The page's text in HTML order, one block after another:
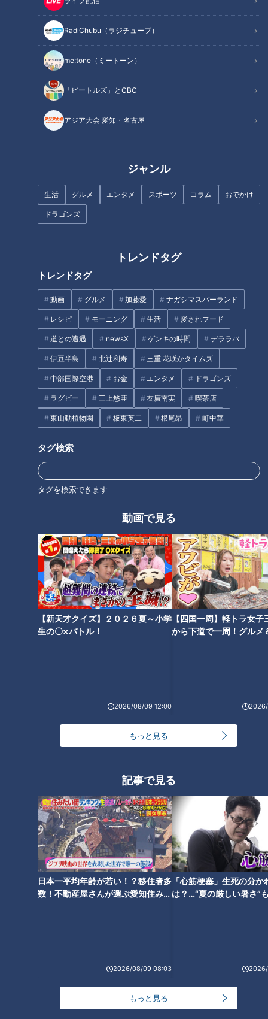
RadiChubu（ラジチューブ）
me:tone（ミートーン）
「ビートルズ」とCBC
アジア大会 愛知・名古屋
ジャンル
生活 グルメ エンタメ スポーツ コラム おでかけ
ドラゴンズ
トレンドタグ
トレンドタグ
動画 グルメ 加藤愛 ナガシマスパーランド
レシピ モーニング 生活 愛されフード
道との遭遇 newsX ゲンキの時間 デララバ
伊豆半島 北辻利寿 三重 花咲かタイムズ
中部国際空港 お金 エンタメ ドラゴンズ
ラグビー 三上悠亜 友廣南実 喫茶店
東山動植物園 板東英二 根尾昂 町中華
タグ検索
タグを検索できます
動画で見る
【新天才クイズ】２０２６夏～小学
生の〇×バトル！
2026/08/09 12:00
【四国一周】軽トラ女子
から下道で一周！グルメ
もっと見る
記事で見る
日本一平均年齢が若い！？移住者多
数！不動産屋さんが選ぶ愛知住みた
2026/08/09 08:03
「心筋梗塞」生死の分か
は？…“夏の厳しい暑さ”
もっと見る
記事に戻る
この記事を見たあなたへのおすすめ
町中華激戦区の人気店の店主が
教えたくないお店！地元で愛さ
れる鶏肉干し鍋とは？
70年以上スープを継ぎ足す“黒
いラーメン”！？ 24時間休まず
「世界で一番うまいチャーハ
ン」チャーハンに焼肉ドーン、
さらに玉子トッピング！？モリ
モリの具材と秘伝のタレにトリ
コになる人続出
太田光「爆笑問題」の由来を語
る！【デララバYouTube限定配
信】
星野監督が大好きだった独自メ
ニューも！？ ドラゴンズファン
訪れる町中華の魅力とは
「折り紙」の大作がズラリ…凄
タグ
町中華
オススメ関連コンテンツ
進化系名古屋めし「ピンクきし
めん」老舗麺処・ちとせ屋の挑
「つけてみそかけてみそ」は、
味噌煮込みうどんにいれる隠し
味の”〇〇味噌”から生まれ
た！？ 名古屋の家庭で定番の
の人気は麺の硬さにあった！？
意外と知らない？驚きのサービ